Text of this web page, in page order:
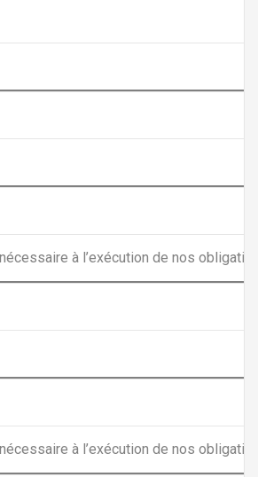
à l’exécution de nos
à l’exécution de nos